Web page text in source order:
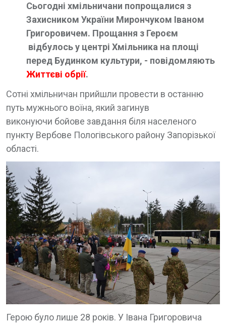
Сьогодні хмільничани попрощалися з
Захисником України Мирончуком Іваном
Григоровичем. Прощання з Героєм
відбулось у центрі Хмільника на площі
перед Будинком культури, - повідомляють
Життєві обрії.
Сотні хмільничан прийшли провести в останню
путь мужнього воїна, який загинув
виконуючи бойове завдання біля населеного
пункту Вербове Пологівського району Запорізької
області.
Герою було лише 28 років. У Івана Григоровича